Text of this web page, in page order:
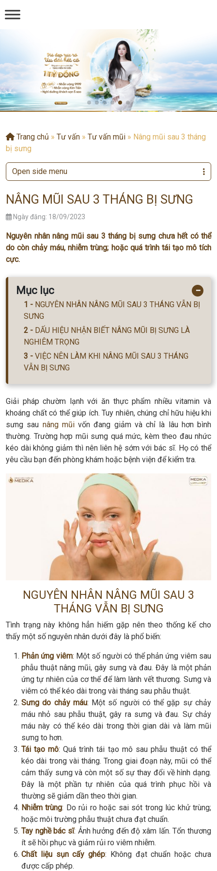
Trang chủ » Tư vấn » Tư vấn mũi » Nâng mũi sau 3 tháng
bị sưng
NÂNG MŨI SAU 3 THÁNG BỊ SƯNG
Ngày đăng: 18/09/2023
Nguyên nhân nâng mũi sau 3 tháng bị sưng chưa hết có thể
do còn chảy máu, nhiễm trùng; hoặc quá trình tái tạo mô tích
cực.
Mục lục −
NGUYÊN NHÂN NÂNG MŨI SAU 3 THÁNG VẪN BỊ
SƯNG
DẤU HIỆU NHẬN BIẾT NÂNG MŨI BỊ SƯNG LÀ
NGHIÊM TRỌNG
VIỆC NÊN LÀM KHI NÂNG MŨI SAU 3 THÁNG
VẪN BỊ SƯNG
Giải pháp chườm lạnh với ăn thực phẩm nhiều vitamin và
khoáng chất có thể giúp ích. Tuy nhiên, chúng chỉ hữu hiệu khi
sưng sau nâng mũivốn đang giảm và chỉ là lâu hơn bình
thường. Trường hợp mũi sưng quá mức, kèm theo đau nhức
kéo dài không giảm thì nên liên hệ sớm với bác sĩ. Họ có thể
yêu cầu bạn đến phòng khám hoặc bệnh viện để kiểm tra.
NGUYÊN NHÂN NÂNG MŨI SAU 3
THÁNG VẪN BỊ SƯNG
Tình trạng này không hẳn hiếm gặp nên theo thống kế cho
thấy một số nguyên nhân dưới đây là phổ biến:
Phản ứng viêm: Một số người có thể phản ứng viêm sau
phẫu thuật nâng mũi, gây sưng và đau. Đây là một phản
ứng tự nhiên của cơ thể để làm lành vết thương. Sưng và
viêm có thể kéo dài trong vài tháng sau phẫu thuật.
Sưng do chảy máu: Một số người có thể gặp sự chảy
máu nhỏ sau phẫu thuật, gây ra sưng và đau. Sự chảy
máu này có thể kéo dài trong thời gian dài và làm mũi
sưng to hơn.
Tái tạo mô: Quá trình tái tạo mô sau phẫu thuật có thể
kéo dài trong vài tháng. Trong giai đoạn này, mũi có thể
cảm thấy sưng và còn một số sự thay đổi về hình dạng.
Đây là một phần tự nhiên của quá trình phục hồi và
thường sẽ giảm dần theo thời gian.
Nhiễm trùng: Do rủi ro hoặc sai sót trong lúc khử trùng;
hoặc môi trường phẫu thuật chưa đạt chuẩn.
Tay nghề bác sĩ: Ảnh hưởng đến độ xâm lấn. Tổn thương
ít sẽ hồi phục và giảm rủi ro viêm nhiễm.
Chất liệu sụn cấy ghép: Không đạt chuẩn hoặc chưa
được cấp phép.
Open side menu